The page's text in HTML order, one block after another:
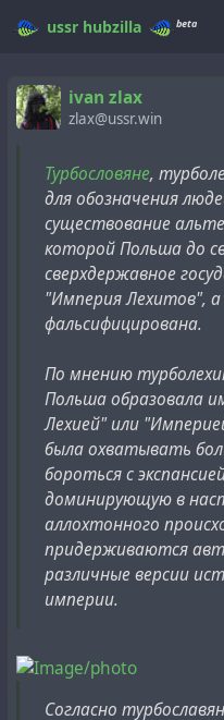
ussr hubzilla beta
ivan zlax
zlax@ussr.win
Турбословяне,
для обозначения
существование
которой Польша до
сверхдержавное
"Империя Лехитов",
фальсифицирована.
По мнению
Польша образовала
Лехией" или
была охватывать
бороться с
доминирующую в
аллохтонного
придерживаются
различные версии
империи.
Согласно